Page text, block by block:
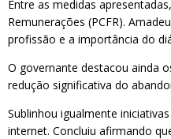
Entre as medidas
Remunerações (PCFR).
profissão e a importância do
O governante destacou ainda
redução significativa do
Sublinhou igualmente
internet. Concluiu afirmando